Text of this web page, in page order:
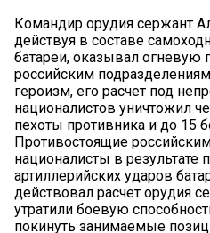
Командир орудия сержант
действуя в составе
батареи, оказывал
российским
героизм, его расчет под
националистов уничтожил
пехоты противника и до 15
Противостоящие
националисты в результате
артиллерийских ударов
действовал расчет орудия
утратили боевую
покинуть занимаемые